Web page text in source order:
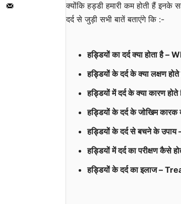
क्योंकि हड्डी हमारी कम होती हैं
दर्द से जुड़ी सभी बातें बताएंगे कि :-
हड्डियों का दर्द क्या होता है
हड्डियों के दर्द के क्या लक्षण
हड्डियों में दर्द के क्या कारण
हड्डियों के दर्द के जोखिम
हड्डियों के दर्द से बचने के
हड्डियों में दर्द का परीक्षण
हड्डियों के दर्द का इलाज –